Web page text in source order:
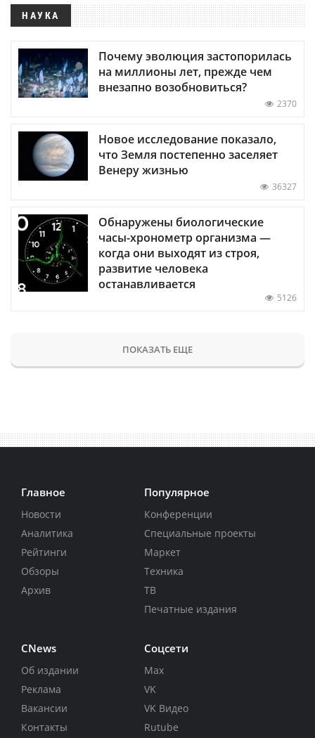
НАУКА
Почему эволюция застопорилась
на миллионы лет, прежде чем
внезапно возобновиться?
2370
Новое исследование показало,
что Земля постепенно заселяет
Венеру жизнью
36327
Обнаружены биологические
часы-хронометр организма —
когда они выходят из строя,
развитие человека
останавливается
5126
ПОКАЗАТЬ ЕЩЕ
Главное
Новости
Аналитика
Рейтинги
Обзоры
Архив
Популярное
Конференции
Специальные проекты
Маркет
Техника
ТВ
Печатные издания
CNews
Об издании
Реклама
Вакансии
Контакты
Соцсети
Max
VK
VK Видео
Rutube